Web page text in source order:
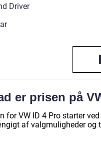
Driver
er prisen på
for VW ID 4 Pro starter
af valgmuligheder og